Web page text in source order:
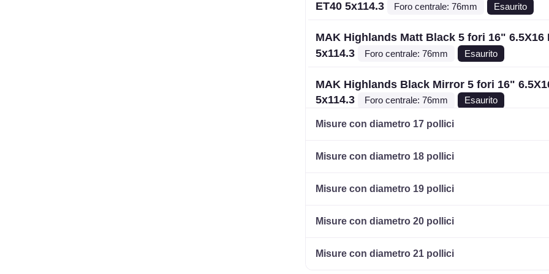
ET40 5x114.3
Foro centrale: 76mm Esaurito
MAK Highlands Matt Black 5 fori 16" 6.5X16
5x114.3
Foro centrale: 76mm Esaurito
MAK Highlands Black Mirror 5 fori 16"
5x114.3
Foro centrale: 76mm Esaurito
MAK Highlands Black Mirror 5 fori 16" 6.5X16
5x114.3
Foro centrale: 76mm
MAK Highlands Gun Metallic Mirror 5 fori 16"
Misure con diametro 17 pollici
Misure con diametro 18 pollici
Misure con diametro 19 pollici
Misure con diametro 20 pollici
Misure con diametro 21 pollici